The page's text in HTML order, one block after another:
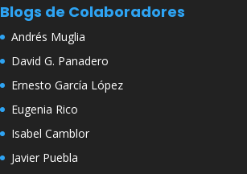
Blogs de Colaboradores
Andrés Muglia
David G. Panadero
Ernesto García López
Eugenia Rico
Isabel Camblor
Javier Puebla